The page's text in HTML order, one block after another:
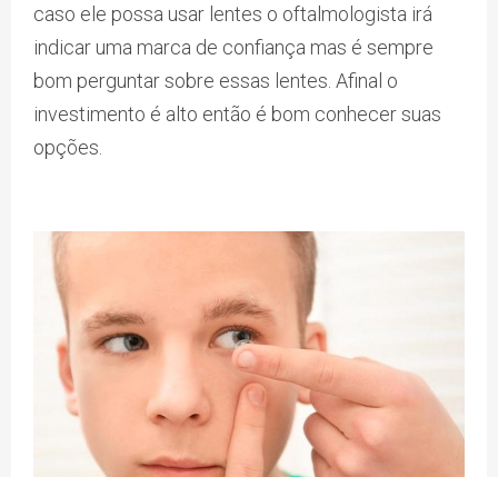
caso ele possa usar lentes o oftalmologista irá
indicar uma marca de confiança mas é sempre
bom perguntar sobre essas lentes. Afinal o
investimento é alto então é bom conhecer suas
opções.